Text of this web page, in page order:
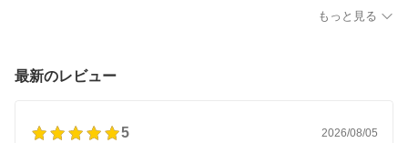
退職 ギフト かわいい お
しゃれ のし紙 お土産 差
カ印 | 贈答 贈り物 熨斗
のし 熨斗紙 蝶結び 包装
もっと見る
最新のレビュー
5 2026/08/05